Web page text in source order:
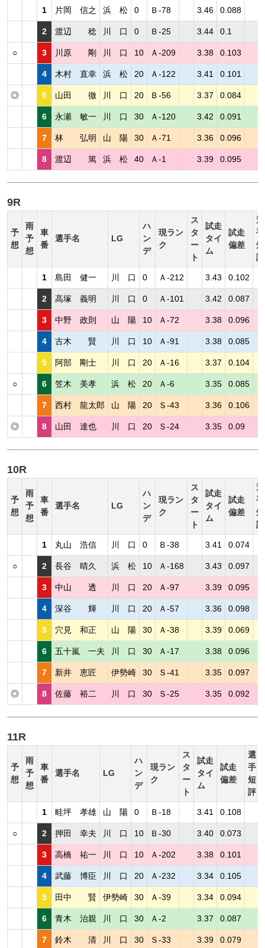
1 片岡 信之 浜 松 0 Ｂ-78 3.46 0.088
2 渡辺 稔 川 口 0 Ｂ-25 3.44 0.1
○ 3 川原 剛 川 口 10 Ａ-209 3.38 0.103
4 木村 直幸 浜 松 20 Ａ-122 3.41 0.101
◎ 5 山田 徹 川 口 20 Ｂ-56 3.37 0.084
6 永瀬 敏一 川 口 30 Ａ-120 3.42 0.091
7 林 弘明 山 陽 30 Ａ-71 3.36 0.096
8 渡辺 篤 浜 松 40 Ａ-1 3.39 0.095
9R
予
想
雨
予
想
車
番
選手名 LG
ハ
ン
デ
現ラン
ク
ス
タ
ー
ト
試走
タイ
ム
試走
偏差
選
手
短
評
1 島田 健一 川 口 0 Ａ-212 3.43 0.102
2 高塚 義明 川 口 0 Ａ-101 3.42 0.087
3 中野 政則 山 陽 10 Ａ-72 3.38 0.096
4 古木 賢 川 口 10 Ａ-91 3.38 0.085
5 阿部 剛士 川 口 20 Ａ-16 3.37 0.104
○ 6 笠木 美孝 浜 松 20 Ａ-6 3.35 0.085
7 西村 龍太郎 山 陽 20 Ｓ-43 3.36 0.106
◎ 8 山田 達也 川 口 20 Ｓ-24 3.35 0.09
10R
予
想
雨
予
想
車
番
選手名 LG
ハ
ン
デ
現ラン
ク
ス
タ
ー
ト
試走
タイ
ム
試走
偏差
選
手
短
評
1 丸山 浩信 川 口 0 Ｂ-38 3.41 0.074
○ 2 長谷 晴久 浜 松 10 Ａ-168 3.43 0.097
3 中山 透 川 口 20 Ａ-97 3.39 0.095
4 深谷 輝 川 口 20 Ａ-57 3.36 0.098
5 穴見 和正 山 陽 30 Ａ-38 3.39 0.069
6 五十嵐 一夫 川 口 30 Ａ-17 3.38 0.096
7 新井 恵匠 伊勢崎 30 Ｓ-41 3.35 0.097
◎ 8 佐藤 裕二 川 口 30 Ｓ-25 3.35 0.092
11R
予
想
雨
予
想
車
番
選手名 LG
ハ
ン
デ
現ラン
ク
ス
タ
ー
ト
試走
タイ
ム
試走
偏差
選
手
短
評
1 畦坪 孝雄 山 陽 0 Ｂ-18 3.41 0.108
○ 2 押田 幸夫 川 口 10 Ｂ-30 3.40 0.073
3 高橋 祐一 川 口 10 Ａ-202 3.38 0.101
4 武藤 博臣 川 口 20 Ａ-232 3.34 0.105
5 田中 賢 伊勢崎 30 Ａ-39 3.34 0.094
6 青木 治親 川 口 30 Ａ-2 3.37 0.087
7 鈴木 清 川 口 30 Ｓ-33 3.39 0.079